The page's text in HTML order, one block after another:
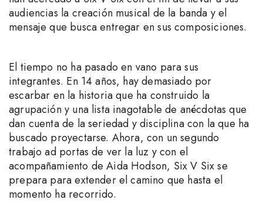
audiencias la creación musical de la banda y el
mensaje que busca entregar en sus composiciones.
El tiempo no ha pasado en vano para sus
integrantes. En 14 años, hay demasiado por
escarbar en la historia que ha construido la
agrupación y una lista inagotable de anécdotas que
dan cuenta de la seriedad y disciplina con la que ha
buscado proyectarse. Ahora, con un segundo
trabajo ad portas de ver la luz y con el
acompañamiento de Aida Hodson, Six V Six se
prepara para extender el camino que hasta el
momento ha recorrido.